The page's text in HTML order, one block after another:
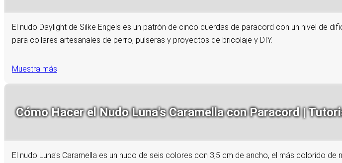
El nudo Daylight de Silke Engels es un patrón de cinco cuerdas de paracord con un nivel de
para collares artesanales de perro, pulseras y proyectos de bricolaje y DIY.
Muestra más
Cómo Hacer el Nudo Luna's Caramella con Paracord |
El nudo Luna's Caramella es un nudo de seis colores con 3,5 cm de ancho, el más colorido